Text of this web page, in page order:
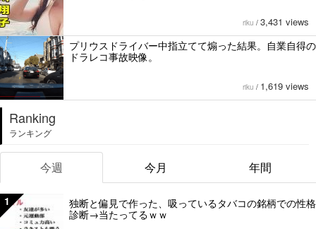
riku / 3,431 views
プリウスドライバー中指立てて煽った結果。自業自得の
ドラレコ事故映像。
riku / 1,619 views
Ranking
ランキング
今週 今月 年間
1
独断と偏見で作った、吸っているタバコの銘柄での性格
診断→当たってるｗｗ